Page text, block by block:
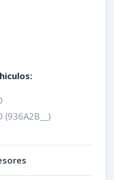
(936A2B__)